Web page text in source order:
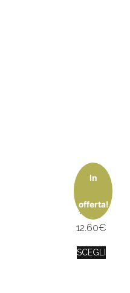
In
offerta!
HEART
nomi
12.60€
SCEGLI